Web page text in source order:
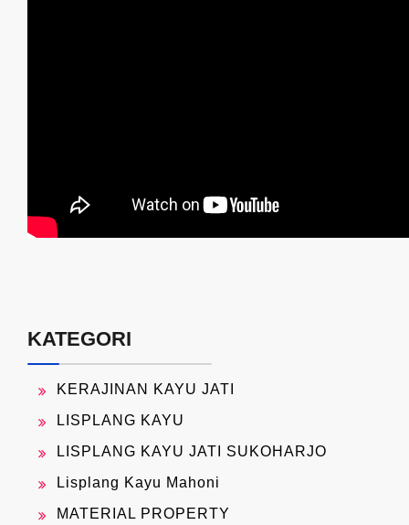
KATEGORI
KERAJINAN KAYU JATI
LISPLANG KAYU
LISPLANG KAYU JATI SUKOHARJO
Lisplang Kayu Mahoni
MATERIAL PROPERTY